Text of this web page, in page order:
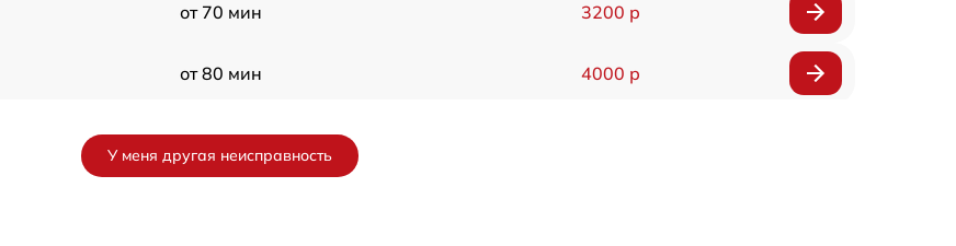
от 70 мин 3200 р
от 80 мин 4000 р
от 100 мин
У меня другая неисправность